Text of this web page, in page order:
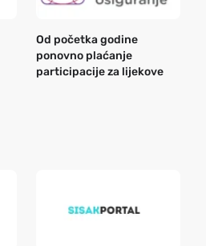
Od početka godine
ponovno plaćanje
participacije za lijekove